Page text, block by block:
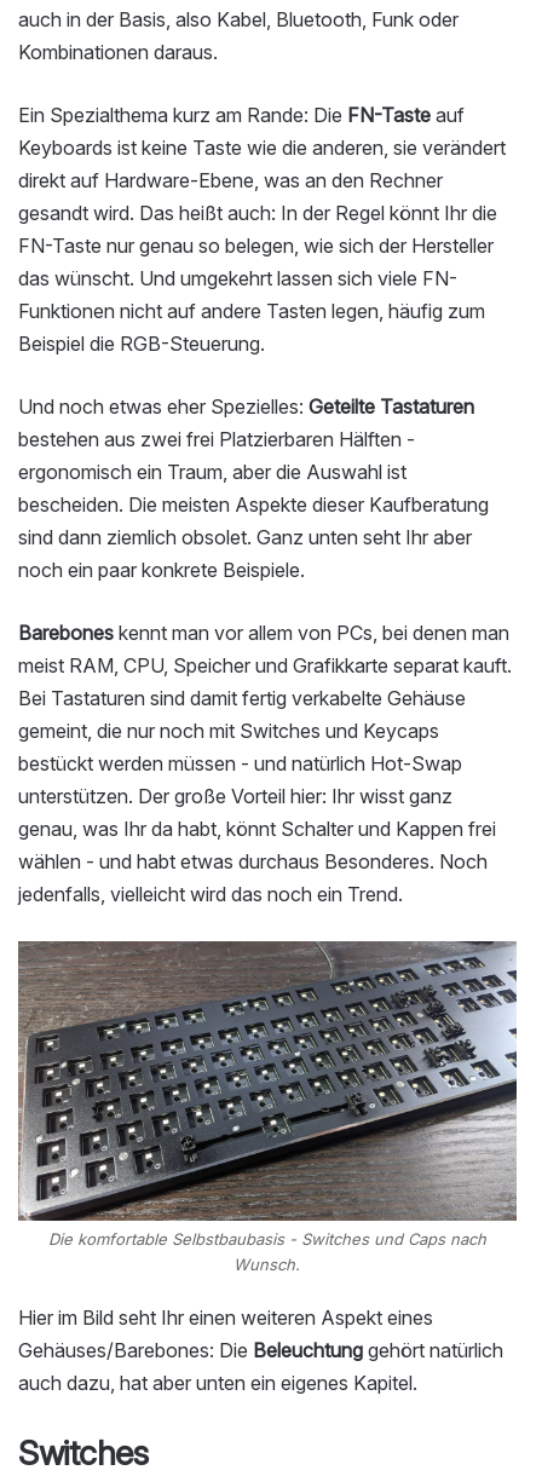
auch in der Basis, also Kabel, Bluetooth, Funk oder
Kombinationen daraus.
Ein Spezialthema kurz am Rande: Die FN-Taste auf
Keyboards ist keine Taste wie die anderen, sie verändert
direkt auf Hardware-Ebene, was an den Rechner
gesandt wird. Das heißt auch: In der Regel könnt Ihr die
FN-Taste nur genau so belegen, wie sich der Hersteller
das wünscht. Und umgekehrt lassen sich viele FN-
Funktionen nicht auf andere Tasten legen, häufig zum
Beispiel die RGB-Steuerung.
Und noch etwas eher Spezielles: Geteilte Tastaturen
bestehen aus zwei frei Platzierbaren Hälften -
ergonomisch ein Traum, aber die Auswahl ist
bescheiden. Die meisten Aspekte dieser Kaufberatung
sind dann ziemlich obsolet. Ganz unten seht Ihr aber
noch ein paar konkrete Beispiele.
Barebones kennt man vor allem von PCs, bei denen man
meist RAM, CPU, Speicher und Grafikkarte separat kauft.
Bei Tastaturen sind damit fertig verkabelte Gehäuse
gemeint, die nur noch mit Switches und Keycaps
bestückt werden müssen - und natürlich Hot-Swap
unterstützen. Der große Vorteil hier: Ihr wisst ganz
genau, was Ihr da habt, könnt Schalter und Kappen frei
wählen - und habt etwas durchaus Besonderes. Noch
jedenfalls, vielleicht wird das noch ein Trend.
Die komfortable Selbstbaubasis - Switches und Caps nach
Wunsch.
Hier im Bild seht Ihr einen weiteren Aspekt eines
Gehäuses/Barebones: Die Beleuchtung gehört natürlich
auch dazu, hat aber unten ein eigenes Kapitel.
Switches